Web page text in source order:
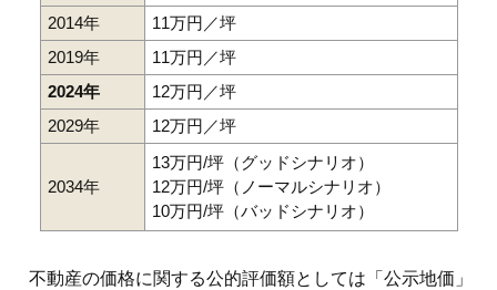
2014年
11万円／坪
2019年
11万円／坪
2024年
12万円／坪
2029年
12万円／坪
2034年
13万円/坪（グッドシナリオ）
12万円/坪（ノーマルシナリオ）
10万円/坪（バッドシナリオ）
不動産の価格に関する公的評価額としては「公示地価」